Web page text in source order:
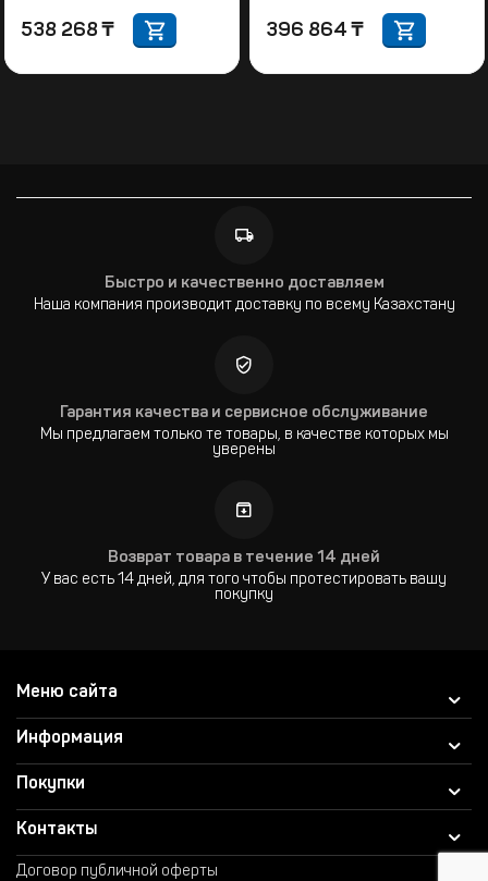
538 268 ₸ 396 864 ₸
Быстро и качественно доставляем
Наша компания производит доставку по всему Казахстану
Гарантия качества и сервисное обслуживание
Мы предлагаем только те товары, в качестве которых мы
уверены
Возврат товара в течение 14 дней
У вас есть 14 дней, для того чтобы протестировать вашу
покупку
Меню сайта
Информация
Покупки
Контакты
Договор публичной оферты